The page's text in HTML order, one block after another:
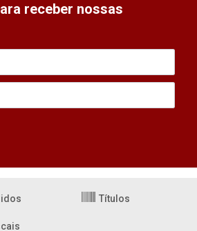
receber nossas
Títulos